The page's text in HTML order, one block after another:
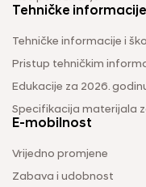
Tehničke
Tehničke informacije i
Pristup tehničkim
Edukacije za 2026.
Specifikacija materijala
E-mobilnost
Vrijedno promjene
Zabava i udobnost